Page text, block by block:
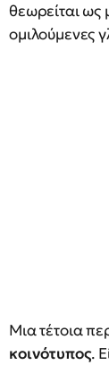
θεωρείται ως
ομιλούμενες
Μια τέτοια
κοινότυπος.